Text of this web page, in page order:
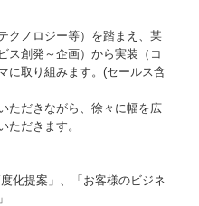
クノロジー等）を踏まえ、某
ス創発～企画）から実装（コ
に取り組みます。(セールス含
ただきながら、徐々に幅を広
ただきます。
化提案」、「お客様のビジネ